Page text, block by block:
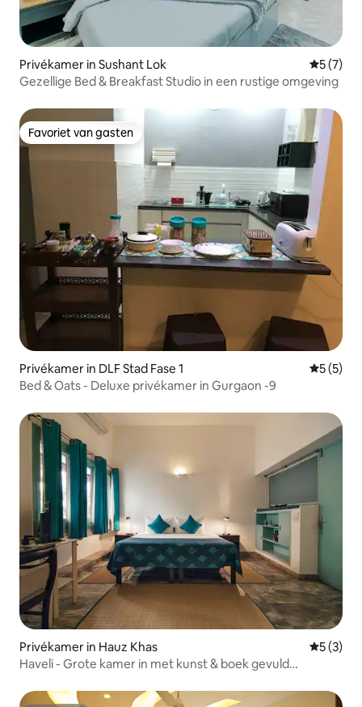
Privékamer in Sushant Lok
5 (7)
Gezellige Bed & Breakfast Studio in een rustige omgeving
Favoriet van gasten
Favoriet van gasten
Privékamer in DLF Stad Fase 1
5 (5)
Bed & Oats - Deluxe privékamer in Gurgaon -9
Privékamer in Hauz Khas
5 (3)
Haveli - Grote kamer in met kunst & boek gevuld